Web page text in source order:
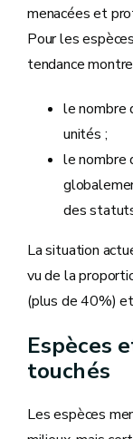
menacées et
Pour les
tendance
le nombre
unités ;
le nombre
des
La situation
vu de la
(plus de 40%)
Espèces
touchés
Les espèces